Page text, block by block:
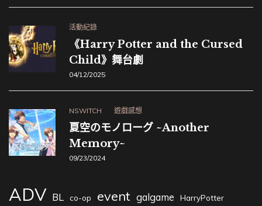
活動紀錄
《Harry Potter and the Cursed
Child》舞台劇
04/12/2025
NSWITCH 遊戲感想
夏空のモノローグ ~Another
Memory~
09/23/2024
ADV BL co-op event galgame HarryPotter